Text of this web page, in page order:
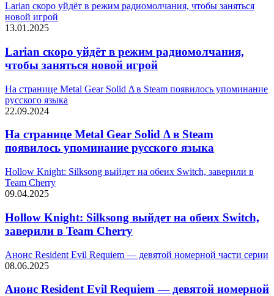
Larian скоро уйдёт в режим радиомолчания, чтобы заняться
новой игрой
13.01.2025
Larian скоро уйдёт в режим радиомолчания,
чтобы заняться новой игрой
На странице Metal Gear Solid Δ в Steam появилось упоминание
русского языка
22.09.2024
На странице Metal Gear Solid Δ в Steam
появилось упоминание русского языка
Hollow Knight: Silksong выйдет на обеих Switch, заверили в
Team Cherry
09.04.2025
Hollow Knight: Silksong выйдет на обеих Switch,
заверили в Team Cherry
Анонс Resident Evil Requiem — девятой номерной части серии
08.06.2025
Анонс Resident Evil Requiem — девятой номерной